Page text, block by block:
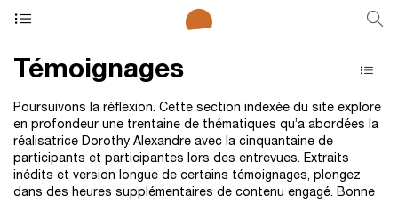
Témoignages
Poursuivons la réflexion. Cette section indexée du site explore
en profondeur une trentaine de thématiques qu’a abordées la
réalisatrice Dorothy Alexandre avec la cinquantaine de
participants et participantes lors des entrevues. Extraits
inédits et version longue de certains témoignages, plongez
dans des heures supplémentaires de contenu engagé. Bonne